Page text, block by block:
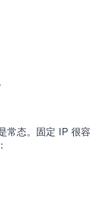
常态。固定 IP 很容